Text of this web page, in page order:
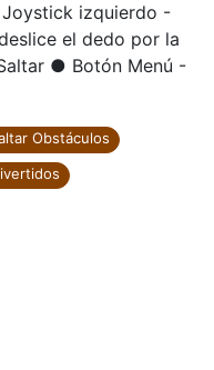
izquierdo -
el dedo por la
● Botón Menú -
Obstáculos